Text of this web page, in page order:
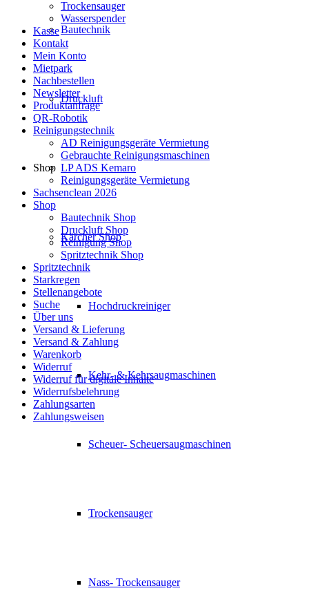
Bautechnik
Druckluft
Shop
Kärcher Shop
Hochdruckreiniger
Kehr- & Kehrsaugmaschinen
Scheuer- Scheuersaugmaschinen
Trockensauger
Nass- Trockensauger
Trockensauger
Wasserspender
Kasse
Kontakt
Mein Konto
Mietpark
Nachbestellen
Newsletter
Produktanfrage
QR-Robotik
Reinigungstechnik
AD Reinigungsgeräte Vermietung
Gebrauchte Reinigungsmaschinen
LP ADS Kemaro
Reinigungsgeräte Vermietung
Sachsenclean 2026
Shop
Bautechnik Shop
Druckluft Shop
Reinigung Shop
Spritztechnik Shop
Spritztechnik
Starkregen
Stellenangebote
Suche
Über uns
Versand & Lieferung
Versand & Zahlung
Warenkorb
Widerruf
Widerruf für digitale Inhalte
Widerrufsbelehrung
Zahlungsarten
Zahlungsweisen